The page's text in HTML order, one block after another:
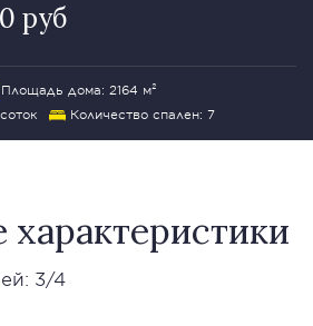
руб
Площадь дома: 2164 м²
Количество спален: 7
3/4